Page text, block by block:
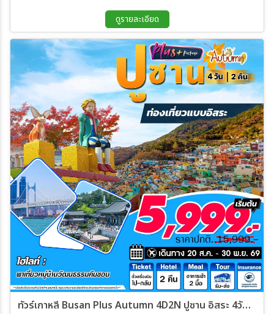
ดูรายละเอียด
ทัวร์เกาหลี Busan Plus Autumn 4D2N ปูซาน อิสระ 4วัน 2คืน (7C,BX,TW,LJ)